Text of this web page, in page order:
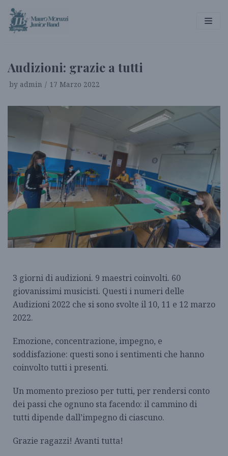
Vai
al
Audizioni: grazie a tutti
by admin 17 Marzo 2022
3 giorni di audizioni. 9 maestri coinvolti. 60
giovanissimi musicisti. Questi i numeri delle
Audizioni 2022 che si sono svolte il 10, 11 e 12 marzo
2022.
Emozione, concentrazione, impegno, e
soddisfazione: questi sono i sentimenti che hanno
coinvolto tutti i presenti.
Un momento prezioso per tutti, per rendersi conto
dei passi che ognuno sta facendo: il cammino di
tutti dipende dall’impegno di ciascuno.
Grazie ragazzi! Avanti tutta!